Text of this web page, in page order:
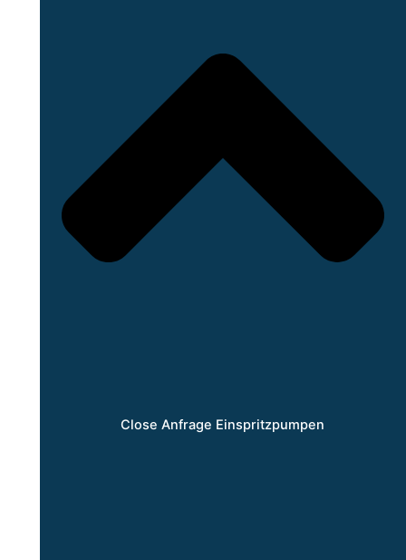
Close Anfrage Einspritzpumpen